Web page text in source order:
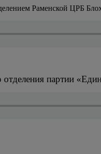
Раменской ЦРБ
отделения партии